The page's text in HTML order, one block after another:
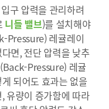
구 압력을 관리하려
니들 밸브)를 설치해야
Pressure) 레귤레이
면, 전단 압력을 낮추
Pressure) 레귤
되어도 효과는 없을
유량이 증가함에 따라